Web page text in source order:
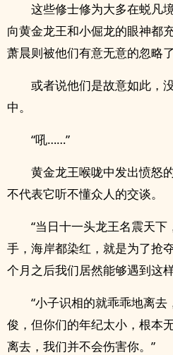
这些修士修为大多在蜕凡
向黄金龙王和小倔龙的眼神都
萧晨则被他们有意无意的忽略了
或者说他们是故意如此，
中。
“吼……”
黄金龙王喉咙中发出愤怒
不代表它听不懂众人的交谈。
“当日十一头龙王名震天
手，海岸都染红，就是为了抢
个月之后我们居然能够遇到这
“小子识相的就乖乖地离
俊，但你们的年纪太小，根本
离去，我们并不会伤害你。”